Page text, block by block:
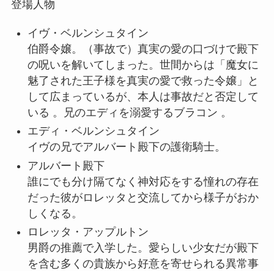
登場人物
イヴ・ベルンシュタイン
伯爵令嬢。（事故で）真実の愛の口づけで殿下
の呪いを解いてしまった。世間からは「魔女に
魅了された王子様を真実の愛で救った令嬢」と
して広まっているが、本人は事故だと否定して
いる 。兄のエディを溺愛するブラコン 。
エディ・ベルンシュタイン
イヴの兄でアルバート殿下の護衛騎士。
アルバート殿下
誰にでも分け隔てなく神対応をする憧れの存在
だった彼がロレッタと交流してから様子がおか
しくなる。
ロレッタ・アップルトン
男爵の推薦で入学した。愛らしい少女だが殿下
を含む多くの貴族から好意を寄せられる異常事